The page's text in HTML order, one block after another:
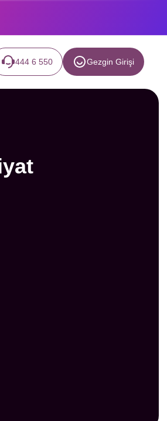
444 6 550 Gezgin Girişi